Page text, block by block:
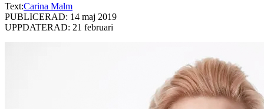
Text:Carina Malm
PUBLICERAD: 14 maj 2019
UPPDATERAD: 21 februari